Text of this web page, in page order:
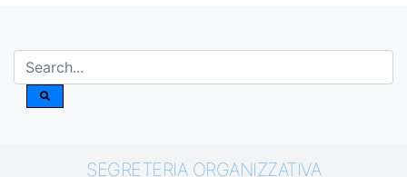
SEGRETERIA ORGANIZZATIVA